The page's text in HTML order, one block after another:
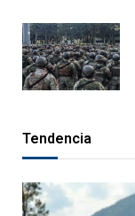
Tendencia